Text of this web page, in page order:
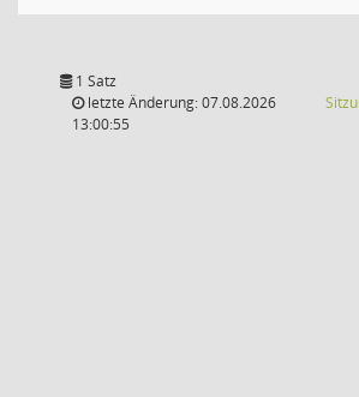
1 Satz
letzte Änderung: 07.08.2026
13:00:55